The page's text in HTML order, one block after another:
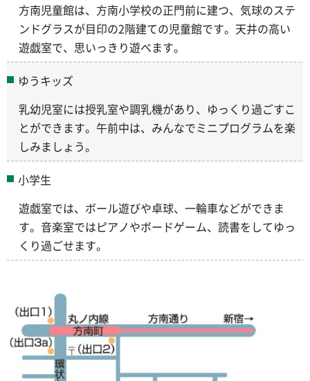
方南児童館は、方南小学校の正門前に建つ、気球のステ
ンドグラスが目印の2階建ての児童館です。天井の高い
遊戯室で、思いっきり遊べます。
ゆうキッズ
乳幼児室には授乳室や調乳機があり、ゆっくり過ごすこ
とができます。午前中は、みんなでミニプログラムを楽
しみましょう。
小学生
遊戯室では、ボール遊びや卓球、一輪車などができま
す。音楽室ではピアノやボードゲーム、読書をしてゆっ
くり過ごせます。